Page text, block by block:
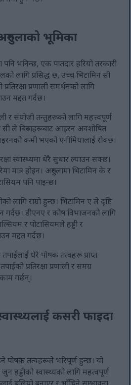
अरुगुलाको भूमिका
भनिन्छ, एक पातदार हरियो तरकारी
लागि प्रसिद्ध छ, उच्च भिटामिन सी
प्रणाली समर्थनको लागि
मद्दत गर्दछ।
र संयोजी तन्तुहरूको लागि महत्त्वपूर्ण
सी ले बिरुवाहरूबाट आइरन अवशोषित
कमी भएको एनीमियालाई रोक्छ।
स्वास्थ्यमा धेरै सुधार ल्याउन सक्छ।
मात्र होइन। अरुगुलामा भिटामिन के र
पनि पाइन्छ।
लागि राम्रो हुन्छ। भिटामिन ए ले दृष्टि
गर्दछ। डीएनए र कोष विभाजनको लागि
र पोटासियमले हड्डी र
मद्दत गर्दछ।
धेरै पोषक तत्वहरू प्राप्त
प्रतिरक्षा प्रणाली र समग्र
गर्छन्।
कसरी फाइदा
पोषक तत्वहरूले भरिपूर्ण हुन्छ। यो
हड्डीको स्वास्थ्यको लागि महत्वपूर्ण